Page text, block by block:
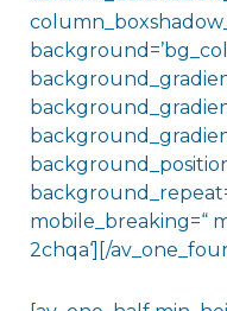
mobile_breaking=“
2chqa‘][/